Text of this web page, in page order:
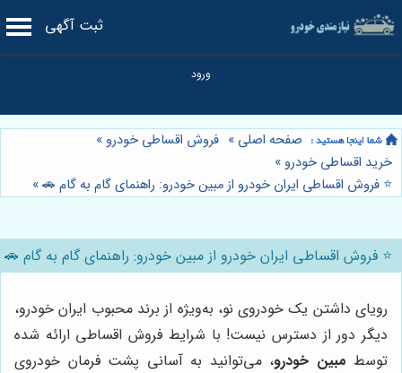
ثبت آگهی
صفحه اصلی » فروش اقساطی خودرو »
خرید اقساطی خودرو »
⭐️ فروش اقساطی ایران خودرو از مبین خودرو: راهنمای گام به گام 🚗»
⭐️ فروش اقساطی ایران خودرو از مبین خودرو: راهنمای گام به گام 🚗
رویای داشتن یک خودروی نو، به‌ویژه از برند محبوب ایران خودرو،
دیگر دور از دسترس نیست! با شرایط فروش اقساطی ارائه شده
توسط مبین خودرو، می‌توانید به آسانی پشت فرمان خودروی